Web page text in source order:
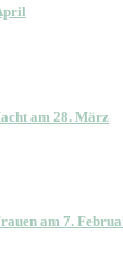
am 28. März
am 7.